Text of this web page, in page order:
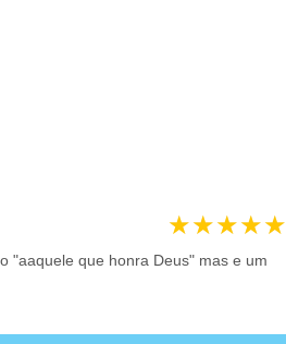
★★★★★
"aaquele que honra Deus" mas e um